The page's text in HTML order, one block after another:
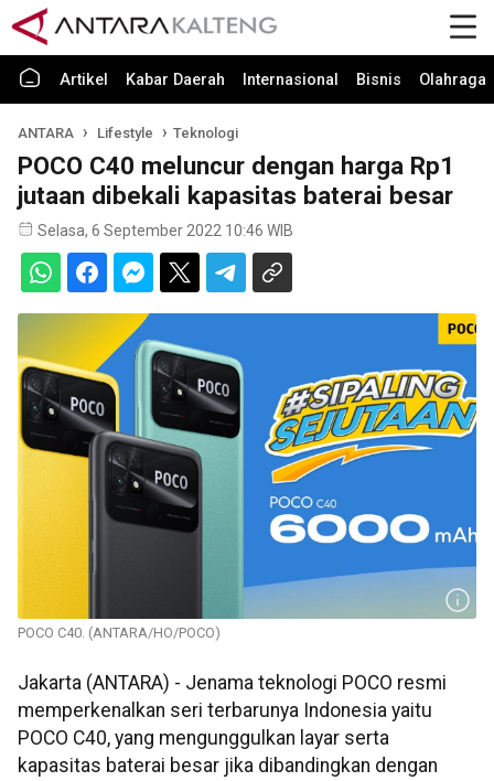
Artikel Kabar Daerah Internasional Bisnis Olahraga
ANTARA Lifestyle Teknologi
POCO C40 meluncur dengan harga Rp1
jutaan dibekali kapasitas baterai besar
Selasa, 6 September 2022 10:46 WIB
POCO C40. (ANTARA/HO/POCO)
Jakarta (ANTARA) - Jenama teknologi POCO resmi
memperkenalkan seri terbarunya Indonesia yaitu
POCO C40, yang mengunggulkan layar serta
kapasitas baterai besar jika dibandingkan dengan